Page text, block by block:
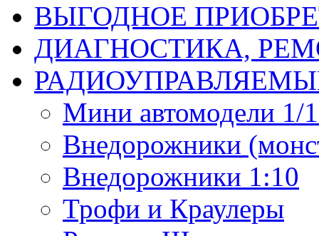
ВЫГОДНОЕ
ДИАГНОСТИКА,
Мини автомодели 1/
Внедорожники
Внедорожники 1:10
Трофи и Краулеры